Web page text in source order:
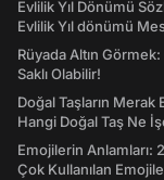
Evlilik Yıl Dönümü
Evlilik Yıl dönümü
Rüyada Altın
Saklı Olabilir!
Doğal Taşların Merak
Hangi Doğal Taş Ne
Emojilerin Anlamları:
Çok Kullanılan